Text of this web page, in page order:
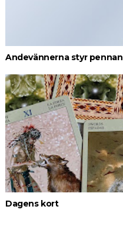
Andevännerna styr pennan
Dagens kort